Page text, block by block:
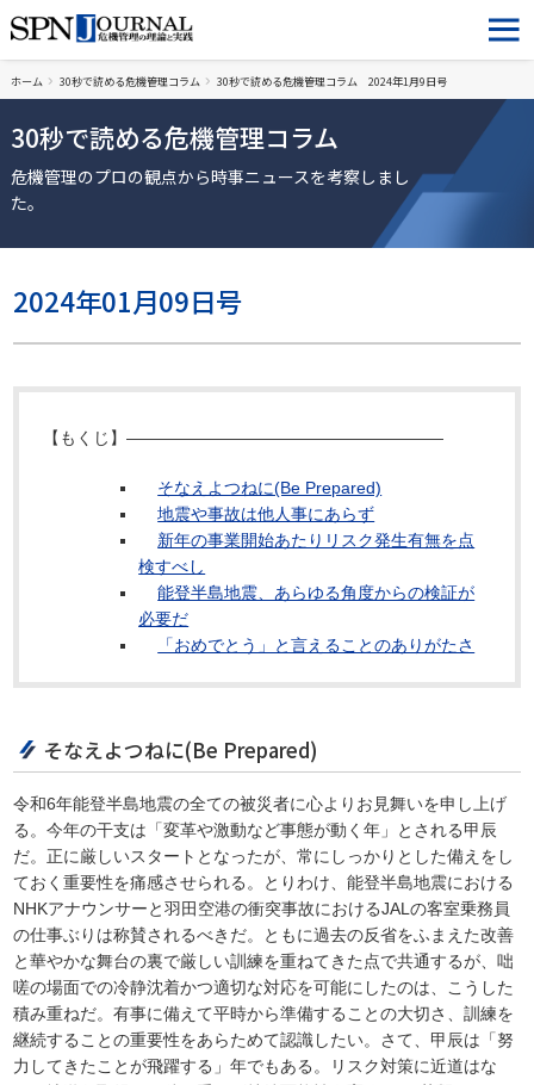
ホーム 30秒で読める危機管理コラム 30秒で読める危機管理コラム 2024年1月9日号
30秒で読める危機管理コラム
危機管理のプロの観点から時事ニュースを考察しまし
た。
2024年01月09日号
【もくじ】―――――――――――――――――――
そなえよつねに(Be Prepared)
地震や事故は他人事にあらず
新年の事業開始あたりリスク発生有無を点
検すべし
能登半島地震、あらゆる角度からの検証が
必要だ
「おめでとう」と言えることのありがたさ
そなえよつねに(Be Prepared)
令和6年能登半島地震の全ての被災者に心よりお見舞いを申し上げ
る。今年の干支は「変革や激動など事態が動く年」とされる甲辰
だ。正に厳しいスタートとなったが、常にしっかりとした備えをし
ておく重要性を痛感させられる。とりわけ、能登半島地震における
NHKアナウンサーと羽田空港の衝突事故におけるJALの客室乗務員
の仕事ぶりは称賛されるべきだ。ともに過去の反省をふまえた改善
と華やかな舞台の裏で厳しい訓練を重ねてきた点で共通するが、咄
嗟の場面での冷静沈着かつ適切な対応を可能にしたのは、こうした
積み重ねだ。有事に備えて平時から準備することの大切さ、訓練を
継続することの重要性をあらためて認識したい。さて、甲辰は「努
力してきたことが飛躍する」年でもある。リスク対策に近道はな